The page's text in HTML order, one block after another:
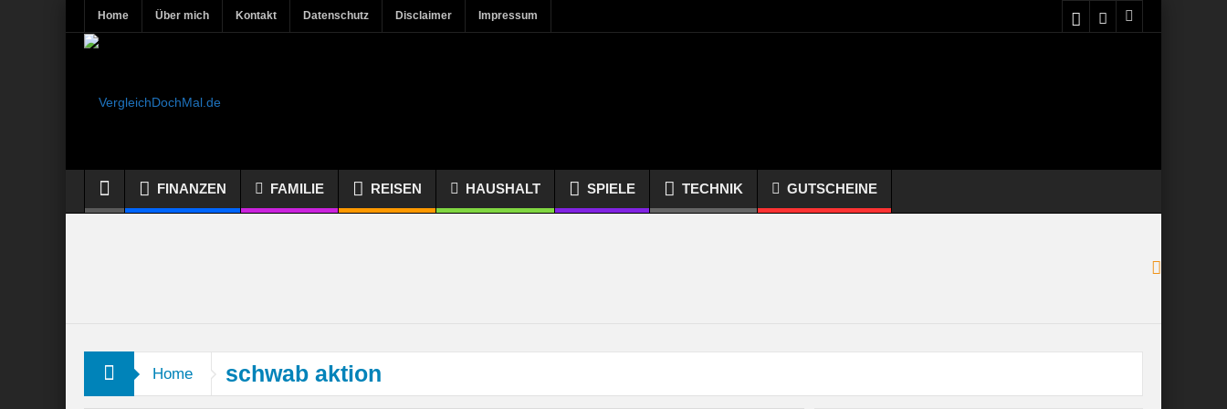
Home Über mich Kontakt Datenschutz Disclaimer Impressum
FINANZEN FAMILIE REISEN HAUSHALT SPIELE TECHNIK GUTSCHEINE
Home schwab aktion